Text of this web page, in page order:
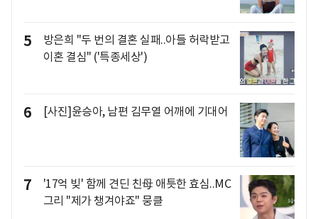
5
방은희 "두 번의 결혼 실패..아들 허락받고
이혼 결심" ('특종세상')
6 [사진]윤승아, 남편 김무열 어깨에 기대어
7
'17억 빚' 함께 견딘 친母 애틋한 효심..MC
그리 "제가 챙겨야죠" 뭉클